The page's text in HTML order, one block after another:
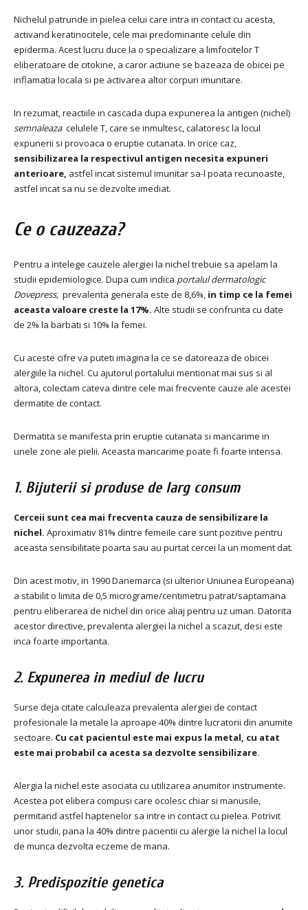
Nichelul patrunde in pielea celui care intra in contact cu acesta,
activand keratinocitele, cele mai predominante celule din
epiderma. Acest lucru duce la o specializare a limfocitelor T
eliberatoare de citokine, a caror actiune se bazeaza de obicei pe
inflamatia locala si pe activarea altor corpuri imunitare.
In rezumat, reactiile in cascada dupa expunerea la antigen (nichel)
semnaleazacelulele T, care se inmultesc, calatoresc la locul
expunerii si provoaca o eruptie cutanata. In orice caz,
sensibilizarea la respectivul antigen necesita expuneri
anterioare, astfel incat sistemul imunitar sa-l poata recunoaste,
astfel incat sa nu se dezvolte imediat.
Ce o cauzeaza?
Pentru a intelege cauzele alergiei la nichel trebuie sa apelam la
studii epidemiologice. Dupa cum indica portalul dermatologic
Dovepress, prevalenta generala este de 8,6%, in timp ce la femei
aceasta valoare creste la 17%. Alte studii se confrunta cu date
de 2% la barbati si 10% la femei.
Cu aceste cifre va puteti imagina la ce se datoreaza de obicei
alergiile la nichel. Cu ajutorul portalului mentionat mai sus si al
altora, colectam cateva dintre cele mai frecvente cauze ale acestei
dermatite de contact.
Dermatita se manifesta prin eruptie cutanata si mancarime in
unele zone ale pielii. Aceasta mancarime poate fi foarte intensa.
1. Bijuterii si produse de larg consum
Cerceii sunt cea mai frecventa cauza de sensibilizare la
nichel. Aproximativ 81% dintre femeile care sunt pozitive pentru
aceasta sensibilitate poarta sau au purtat cercei la un moment dat.
Din acest motiv, in 1990 Danemarca (si ulterior Uniunea Europeana)
a stabilit o limita de 0,5 micrograme/centimetru patrat/saptamana
pentru eliberarea de nichel din orice aliaj pentru uz uman. Datorita
acestor directive, prevalenta alergiei la nichel a scazut, desi este
inca foarte importanta.
2. Expunerea in mediul de lucru
Surse deja citate calculeaza prevalenta alergiei de contact
profesionale la metale la aproape 40% dintre lucratorii din anumite
sectoare. Cu cat pacientul este mai expus la metal, cu atat
este mai probabil ca acesta sa dezvolte sensibilizare.
Alergia la nichel este asociata cu utilizarea anumitor instrumente.
Acestea pot elibera compusi care ocolesc chiar si manusile,
permitand astfel haptenelor sa intre in contact cu pielea. Potrivit
unor studii, pana la 40% dintre pacientii cu alergie la nichel la locul
de munca dezvolta eczeme de mana.
3. Predispozitie genetica